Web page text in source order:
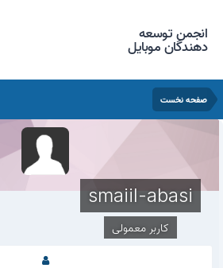
انجمن توسعه
دهندگان موبایل
صفحه نخست
smaiil-abasi
کاربر معمولی